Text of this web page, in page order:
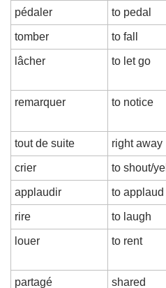
pédaler to pedal
tomber to fall
lâcher to let go
remarquer to notice
tout de suite right away
crier to shout/yell
applaudir to applaud
rire to laugh
louer to rent
partagé shared